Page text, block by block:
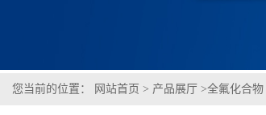
您当前的位置： 网站首页 > 产品展厅 >全氟化合物